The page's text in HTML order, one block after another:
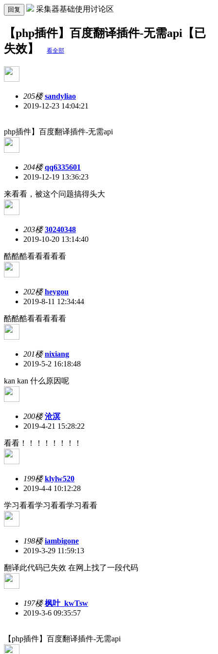
回复 采集器基础使用讨论区
【php插件】百度翻译插件-无需api【已
失效】
看全部
205楼 sandyliao
2019-12-23 14:04:21
php插件】百度翻译插件-无需api
204楼 qq6335601
2019-12-19 13:36:23
来看看，被这个问题搞得头大
203楼 30240348
2019-10-20 13:14:40
酷酷酷看看看看看
202楼 heygou
2019-8-11 12:34:44
酷酷酷看看看看看
201楼 nixiang
2019-5-2 16:18:48
kan kan 什么原因呢
200楼 沧溟
2019-4-21 15:28:22
看看！！！！！！！！
199楼 klylw520
2019-4-4 10:12:28
学习看看学习看看学习看看
198楼 iambigone
2019-3-29 11:59:13
翻译此代码已失效 在网上找了一段代码
197楼 枫叶_kwTsw
2019-3-6 09:35:57
【php插件】百度翻译插件-无需api